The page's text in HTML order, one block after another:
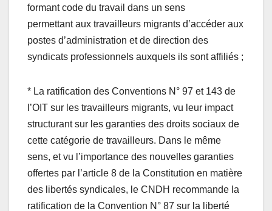
formant code du travail dans un sens
permettant aux travailleurs migrants d’accéder aux
postes d’administration et de direction des
syndicats professionnels auxquels ils sont affiliés ;
* La ratification des Conventions N° 97 et 143 de
l’OIT sur les travailleurs migrants, vu leur impact
structurant sur les garanties des droits sociaux de
cette catégorie de travailleurs. Dans le même
sens, et vu l’importance des nouvelles garanties
offertes par l’article 8 de la Constitution en matière
des libertés syndicales, le CNDH recommande la
ratification de la Convention N° 87 sur la liberté